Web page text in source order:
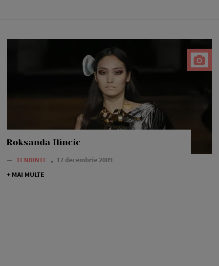
Roksanda Ilincic
— TENDINTE
17 decembrie 2009
+ MAI MULTE